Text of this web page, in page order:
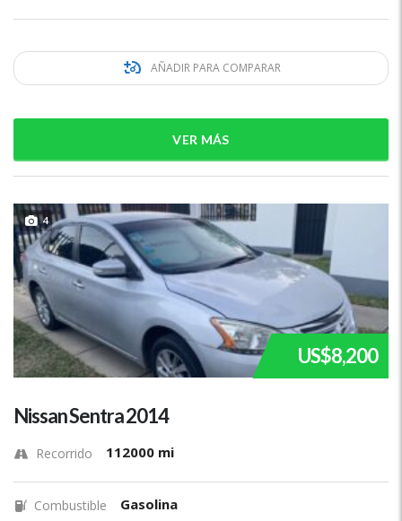
AÑADIR PARA COMPARAR
VER MÁS
4
US$8,200
Nissan Sentra 2014
Recorrido 112000 mi
Combustible Gasolina